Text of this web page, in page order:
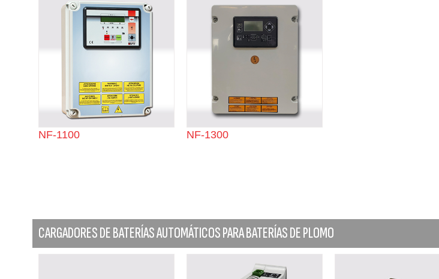
NF-1100 NF-1300
CARGADORES DE BATERÍAS AUTOMÁTICOS PARA BATERÍAS DE PLOMO